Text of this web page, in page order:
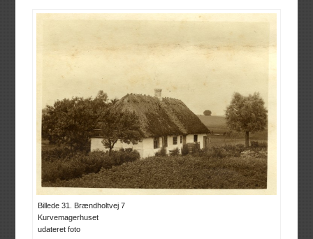
Billede 31. Brændholtvej 7
Kurvemagerhuset
udateret foto